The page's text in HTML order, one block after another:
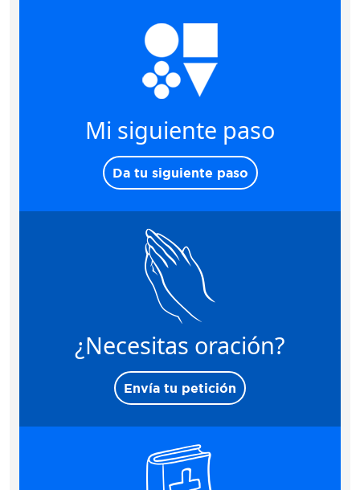
Mi siguiente paso
Da tu siguiente paso
¿Necesitas oración?
Envía tu petición